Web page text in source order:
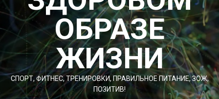
ОБРАЗЕ
ЖИЗНИ
СПОРТ, ФИТНЕС, ТРЕНИРОВКИ, ПРАВИЛЬНОЕ ПИТАНИЕ, ЗОЖ,
ПОЗИТИВ!